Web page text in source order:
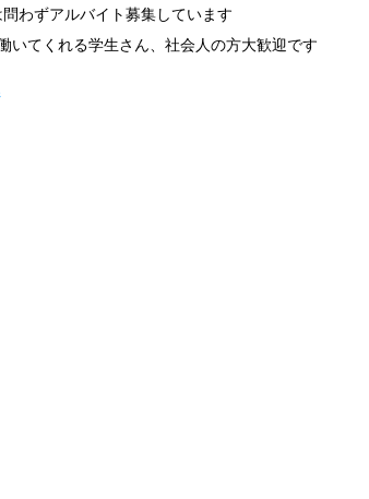
わずアルバイト募集しています
いてくれる学生さん、社会人の方大歓迎です